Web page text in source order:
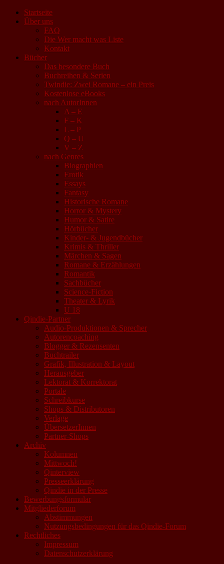
Startseite
Über uns
FAQ
Die Wer macht was Liste
Kontakt
Bücher
Das besondere Buch
Buchreihen & Serien
Twindie: Zwei Romane – ein Preis
Kostenlose eBooks
nach AutorInnen
A – E
F – K
L – P
Q – U
V – Z
nach Genres
Biographien
Erotik
Essays
Fantasy
Historische Romane
Horror & Mystery
Humor & Satire
Hörbücher
Kinder- & Jugendbücher
Krimis & Thriller
Märchen & Sagen
Romane & Erzählungen
Romantik
Sachbücher
Science-Fiction
Theater & Lyrik
U 18
Qindie-Partner
Audio-Produktionen & Sprecher
Autorencoaching
Blogger & Rezensenten
Buchtrailer
Grafik, Illustration & Layout
Herausgeber
Lektorat & Korrektorat
Portale
Schreibkurse
Shops & Distributoren
Verlage
ÜbersetzerInnen
Partner-Shops
Archiv
Kolumnen
Mittwoch!
Qinterview
Presseerklärung
Qindie in der Presse
Bewerbungsformular
Mitgliederforum
Abstimmungen
Nutzungsbedingungen für das Qindie-Forum
Rechtliches
Impressum
Datenschutzerklärung